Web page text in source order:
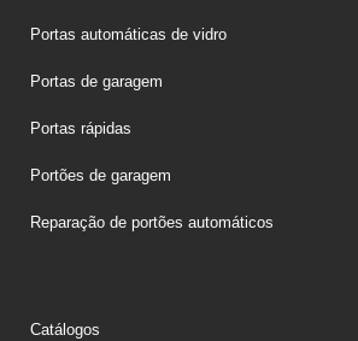
Portas automáticas de vidro
Portas de garagem
Portas rápidas
Portões de garagem
Reparação de portões automáticos
Catálogos